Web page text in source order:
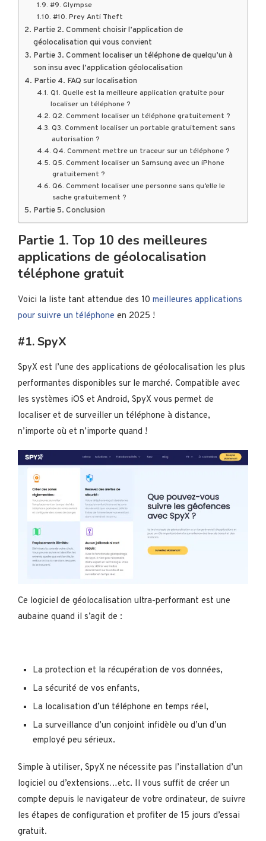
#9. Glympse
#10. Prey Anti Theft
Partie 2. Comment choisir l’application de
géolocalisation qui vous convient
Partie 3. Comment localiser un téléphone de quelqu’un à
son insu avec l’application géolocalisation
Partie 4. FAQ sur localisation
Q1. Quelle est la meilleure application gratuite pour
localiser un téléphone ?
Q2. Comment localiser un téléphone gratuitement ?
Q3. Comment localiser un portable gratuitement sans
autorisation ?
Q4. Comment mettre un traceur sur un téléphone ?
Q5. Comment localiser un Samsung avec un iPhone
gratuitement ?
Q6. Comment localiser une personne sans qu’elle le
sache gratuitement ?
Partie 5. Conclusion
Partie 1. Top 10 des meilleures
applications de géolocalisation
téléphone gratuit
Voici la liste tant attendue des 10 meilleures applications
pour suivre un téléphone en 2025 !
#1. SpyX
SpyX est l’une des applications de géolocalisation les plus
performantes disponibles sur le marché. Compatible avec
les systèmes iOS et Android, SpyX vous permet de
localiser et de surveiller un téléphone à distance,
n’importe où et n’importe quand !
Ce logiciel de géolocalisation ultra-performant est une
aubaine quand il s’agit de :
La protection et la récupération de vos données,
La sécurité de vos enfants,
La localisation d’un téléphone en temps réel,
La surveillance d’un conjoint infidèle ou d’un d’un
employé peu sérieux.
Simple à utiliser, SpyX ne nécessite pas l’installation d’un
logiciel ou d’extensions…etc. Il vous suffit de créer un
compte depuis le navigateur de votre ordinateur, de suivre
les étapes de configuration et profiter de 15 jours d’essai
gratuit.